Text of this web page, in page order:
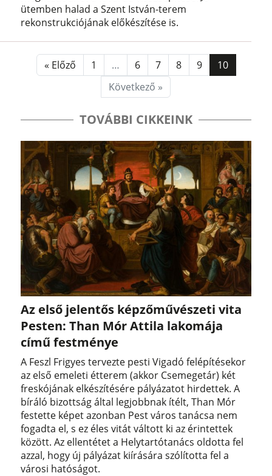
ütemben halad a Szent István-terem
rekonstrukciójának előkészítése is.
« Előző 1 … 6 7 8 9
10
Következő »
TOVÁBBI CIKKEINK
Az első jelentős képzőművészeti vita
Pesten: Than Mór Attila lakomája
című festménye
A Feszl Frigyes tervezte pesti Vigadó felépítésekor
az első emeleti étterem (akkor Csemegetár) két
freskójának elkészítésére pályázatot hirdettek. A
bíráló bizottság által legjobbnak ítélt, Than Mór
festette képet azonban Pest város tanácsa nem
fogadta el, s ez éles vitát váltott ki az érintettek
között. Az ellentétet a Helytartótanács oldotta fel
azzal, hogy új pályázat kiírására szólította fel a
városi hatóságot.